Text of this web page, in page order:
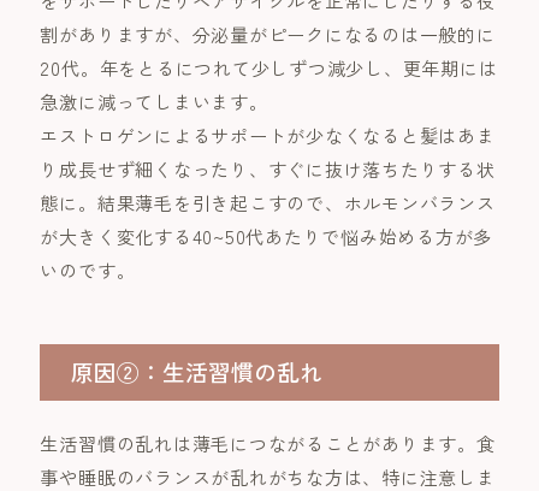
割がありますが、分泌量がピークになるのは一般的に
20代。年をとるにつれて少しずつ減少し、更年期には
急激に減ってしまいます。
エストロゲンによるサポートが少なくなると髪はあま
り成長せず細くなったり、すぐに抜け落ちたりする状
態に。結果薄毛を引き起こすので、ホルモンバランス
が大きく変化する40~50代あたりで悩み始める方が多
いのです。
原因②：生活習慣の乱れ
生活習慣の乱れは薄毛につながることがあります。食
事や睡眠のバランスが乱れがちな方は、特に注意しま